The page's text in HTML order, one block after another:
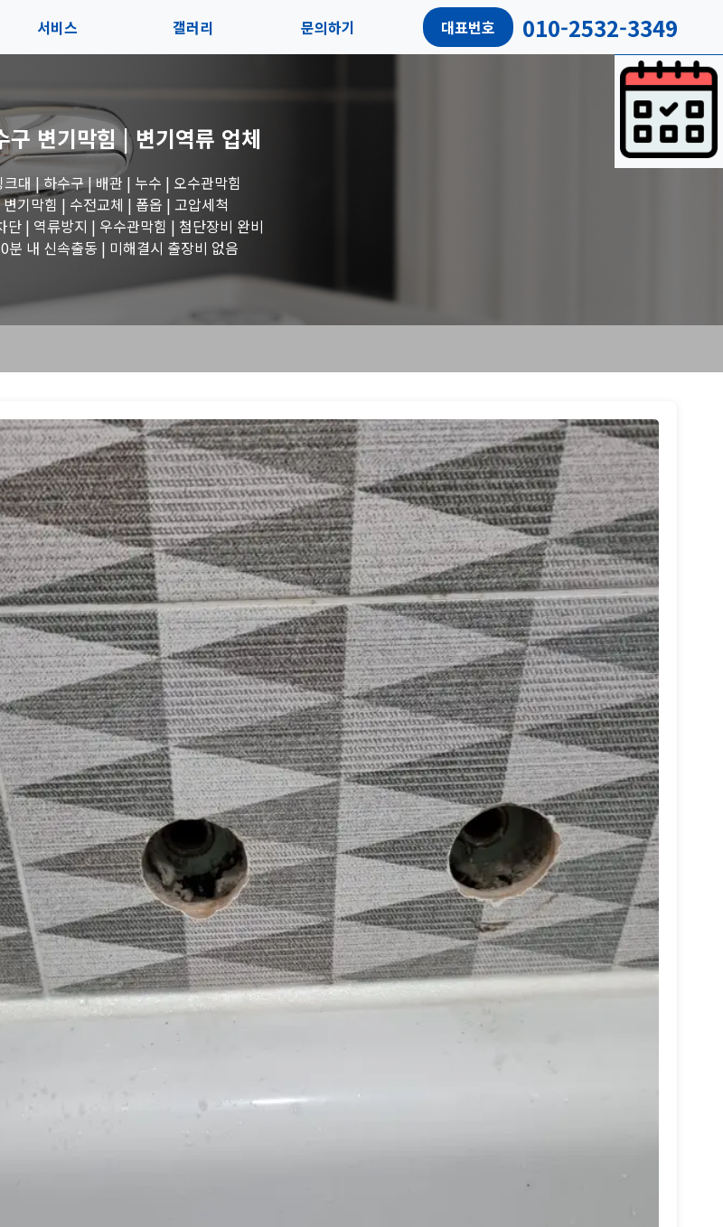
서비스
블로그
갤러리
수도꼭지 작업
세면대 작업
변기 작업
문의하기 대표번호 010-2532-3349
구 변기막힘 | 변기역류 업체
크대 | 하수구 | 배관 | 누수 | 오수관막힘
변기막힘 | 수전교체 | 폽옵 | 고압세척
단 | 역류방지 | 우수관막힘 | 첨단장비 완비
분 내 신속출동 | 미해결시 출장비 없음